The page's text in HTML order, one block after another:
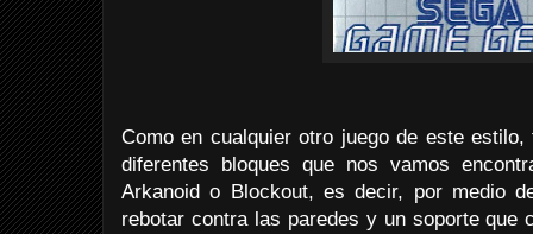
Como en cualquier otro juego de este
diferentes bloques que nos vamos
Arkanoid o Blockout, es decir, por medio
rebotar contra las paredes y un soporte que